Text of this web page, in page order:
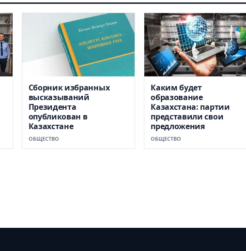
Сборник избранных
высказываний
Президента
опубликован в
Казахстане
ОБЩЕСТВО
Каким будет
образование
Казахстана: партии
представили свои
предложения
ОБЩЕСТВО